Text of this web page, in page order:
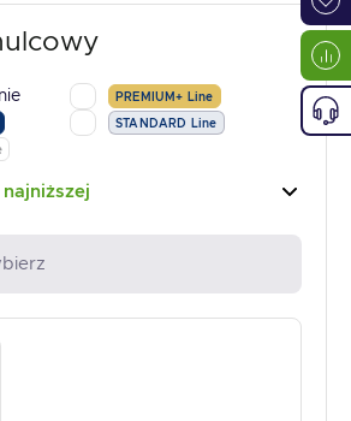
PREMIUM+ Line
STANDARD Line